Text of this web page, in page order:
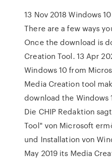
13 Nov 2018 Windows
There are a few ways
Once the download is
Creation Tool. 13 Apr
Windows 10 from
Media Creation tool
download the Windows
Die CHIP Redaktion
Tool" von Microsoft
und Installation von
May 2019 its Media